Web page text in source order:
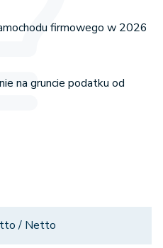
firmowego w 2026
na gruncie podatku od
/ Netto